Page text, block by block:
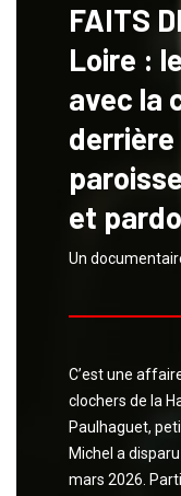
FAITS
Loire :
avec la
derrière
et
Un
C’est une
clochers de la
Paulhaguet,
Michel a
mars 2026.